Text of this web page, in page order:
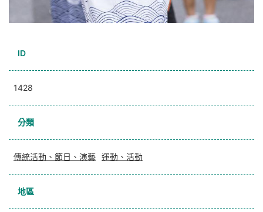
ID
1428
分類
傳統活動、節日、演藝 運動、活動
地區